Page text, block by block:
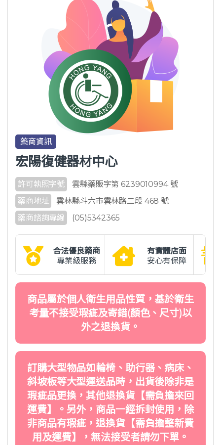
藥商資訊
宏陽復健器材中心
許可執照字號
雲縣藥販字第 6239010994 號
藥商地址
雲林縣斗六市雲林路二段 468 號
藥商諮詢專線
(05)5342365
合法優良藥商
專業級服務
有實體店面
安心有保障
商品屬於個人衛生用品性質，基於衛生
考量不接受瑕疵及寄錯(顏色、尺寸)以
外之退換貨。
訂購大型物品如輪椅、助行器、病床、
斜坡板等大型運送品時，出貨後除非是
瑕疵品更換，其他退換貨【需負擔來回
運費】。另外，商品一經拆封使用，除
非商品有瑕疵，退換貨【需負擔整新費
用及運費】，無法接受者請勿下單。